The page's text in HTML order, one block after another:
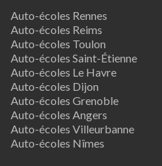
Auto-écoles Rennes
Auto-écoles Reims
Auto-écoles Toulon
Auto-écoles Saint-Étienne
Auto-écoles Le Havre
Auto-écoles Dijon
Auto-écoles Grenoble
Auto-écoles Angers
Auto-écoles Villeurbanne
Auto-écoles Nîmes